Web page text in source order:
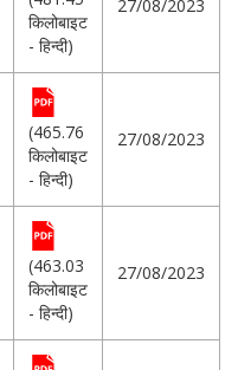
किलोबाइट
- हिन्दी)
27/08/2023
(465.76
किलोबाइट
- हिन्दी)
27/08/2023
(463.03
किलोबाइट
- हिन्दी)
27/08/2023